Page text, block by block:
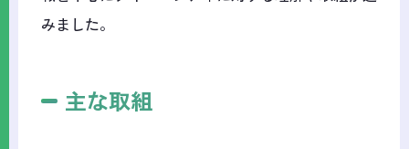
みました。
主な取組